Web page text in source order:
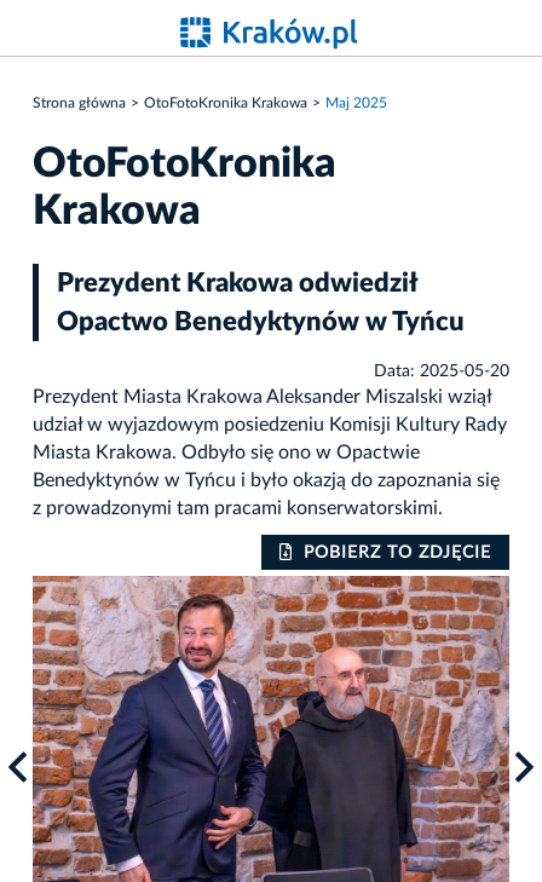
Strona główna OtoFotoKronika Krakowa Maj 2025
OtoFotoKronika
Krakowa
Prezydent Krakowa odwiedził
Opactwo Benedyktynów w Tyńcu
Data: 2025-05-20
Prezydent Miasta Krakowa Aleksander Miszalski wziął
udział w wyjazdowym posiedzeniu Komisji Kultury Rady
Miasta Krakowa. Odbyło się ono w Opactwie
Benedyktynów w Tyńcu i było okazją do zapoznania się
z prowadzonymi tam pracami konserwatorskimi.
POBIERZ TO ZDJĘCIE